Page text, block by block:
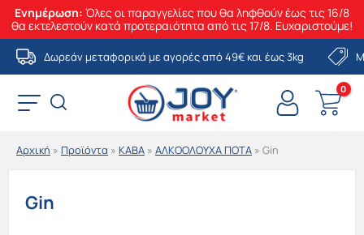
Ενημέρωση: Όλες οι παραγγελίες που θα ληφθούν έως τις 16/8
θα εκτελεστούν κατά προτεραιότητα από τις 17/8. Ευχαριστούμε!
Μετάβαση
στο
περιεχόμενο
Δωρεάν μεταφορικά με αγορές από 49€ και έως 3kg
Αρχική » Προϊόντα » ΚΑΒΑ » ΑΛΚΟΟΛΟΥΧΑ ΠΟΤΑ » Gin
Gin